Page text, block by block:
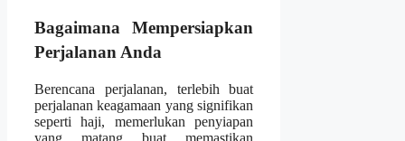
Bagaimana Mempersiapkan
Perjalanan Anda
Berencana perjalanan, terlebih buat
perjalanan keagamaan yang signifikan
seperti haji, memerlukan penyiapan
yang matang buat memastikan